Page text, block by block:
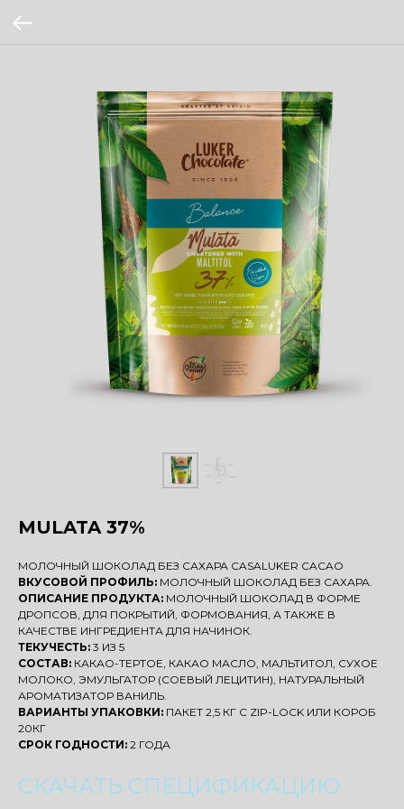
MULATA 37%
МОЛОЧНЫЙ ШОКОЛАД БЕЗ САХАРА CASALUKER CACAO
ВКУСОВОЙ ПРОФИЛЬ: МОЛОЧНЫЙ ШОКОЛАД БЕЗ САХАРА.
ОПИСАНИЕ ПРОДУКТА: МОЛОЧНЫЙ ШОКОЛАД В ФОРМЕ
ДРОПСОВ, ДЛЯ ПОКРЫТИЙ, ФОРМОВАНИЯ, А ТАКЖЕ В
КАЧЕСТВЕ ИНГРЕДИЕНТА ДЛЯ НАЧИНОК.
ТЕКУЧЕСТЬ: 3 ИЗ 5
СОСТАВ: КАКАО-ТЕРТОЕ, КАКАО МАСЛО, МАЛЬТИТОЛ, СУХОЕ
МОЛОКО, ЭМУЛЬГАТОР (СОЕВЫЙ ЛЕЦИТИН), НАТУРАЛЬНЫЙ
АРОМАТИЗАТОР ВАНИЛЬ.
ВАРИАНТЫ УПАКОВКИ: ПАКЕТ 2,5 КГ С ZIP-LOCK ИЛИ КОРОБ
20КГ
СРОК ГОДНОСТИ: 2 ГОДА
СКАЧАТЬ СПЕЦИФИКАЦИЮ